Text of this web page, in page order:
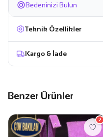
Bedeninizi Bulun
Teknik Özellikler
Kargo & İade
Benzer Ürünler
2